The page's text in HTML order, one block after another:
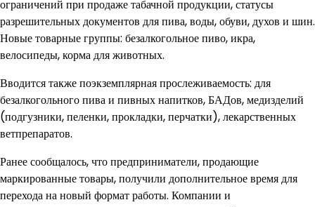
ограничений при продаже табачной продукции, статусы
разрешительных документов для пива, воды, обуви, духов и шин.
Новые товарные группы: безалкогольное пиво, икра,
велосипеды, корма для животных.
Вводится также поэкземплярная прослеживаемость: для
безалкогольного пива и пивных напитков, БАДов, медизделий
(подгузники, пеленки, прокладки, перчатки), лекарственных
ветпрепаратов.
Ранее сообщалось, что предприниматели, продающие
маркированные товары, получили дополнительное время для
перехода на новый формат работы. Компании и